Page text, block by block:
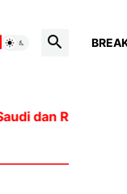
dan Rusia, akan